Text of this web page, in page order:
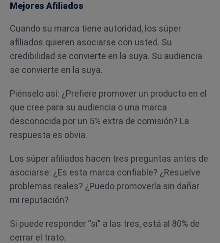
Mejores Afiliados
Cuando su marca tiene autoridad, los súper
afiliados quieren asociarse con usted. Su
credibilidad se convierte en la suya. Su audiencia
se convierte en la suya.
Piénselo así: ¿Prefiere promover un producto en el
que cree para su audiencia o una marca
desconocida por un 5% extra de comisión? La
respuesta es obvia.
Los súper afiliados hacen tres preguntas antes de
asociarse: ¿Es esta marca confiable? ¿Resuelve
problemas reales? ¿Puedo promoverla sin dañar
mi reputación?
Si puede responder “sí” a las tres, está al 80% de
cerrar el trato.